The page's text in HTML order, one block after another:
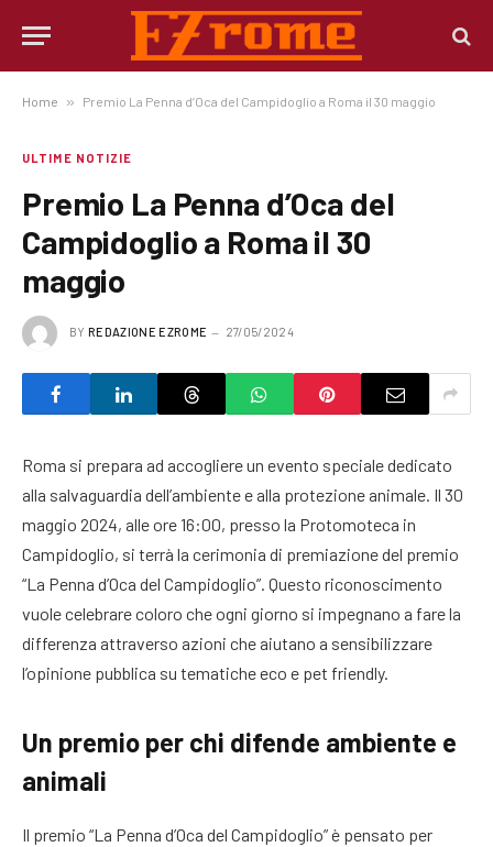
Home » Premio La Penna d’Oca del Campidoglio a Roma il 30 maggio
ULTIME NOTIZIE
Premio La Penna d’Oca del
Campidoglio a Roma il 30
maggio
BY REDAZIONE EZROME 27/05/2024
Roma si prepara ad accogliere un evento speciale dedicato
alla salvaguardia dell’ambiente e alla protezione animale. Il 30
maggio 2024, alle ore 16:00, presso la Protomoteca in
Campidoglio, si terrà la cerimonia di premiazione del premio
“La Penna d’Oca del Campidoglio”. Questo riconoscimento
vuole celebrare coloro che ogni giorno si impegnano a fare la
differenza attraverso azioni che aiutano a sensibilizzare
l’opinione pubblica su tematiche eco e pet friendly.
Un premio per chi difende ambiente e
animali
Il premio “La Penna d’Oca del Campidoglio” è pensato per